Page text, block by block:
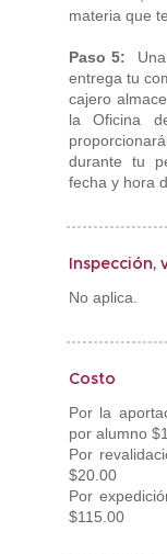
materia que
Paso 5:
entrega tu
cajero
la Oficina
durante tu
fecha y hora
Inspección,
No aplica.
Costo
Por la
por alumno
Por
$20.00
Por
$115.00